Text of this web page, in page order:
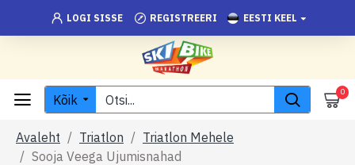
LOGI SISSE REGISTREERI EESTI KEEL
Kõik 0
Avaleht Triatlon
Triatlon Mehele
Sooja Veega Ujumisnahad